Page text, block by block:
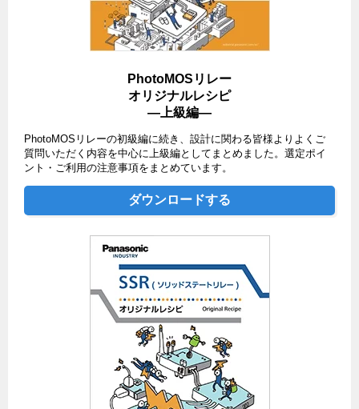
PhotoMOSリレー
オリジナルレシピ
―上級編―
PhotoMOSリレーの初級編に続き、設計に関わる皆様よりよくご
質問いただく内容を中心に上級編としてまとめました。選定ポイ
ント・ご利用の注意事項をまとめています。
ダウンロードする